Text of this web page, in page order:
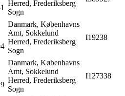
Herred, Frederiksberg
Sogn
Danmark, Københavns
Amt, Sokkelund
Herred, Frederiksberg
Sogn
I19238
Danmark, Københavns
Amt, Sokkelund
Herred, Frederiksberg
Sogn
I127338